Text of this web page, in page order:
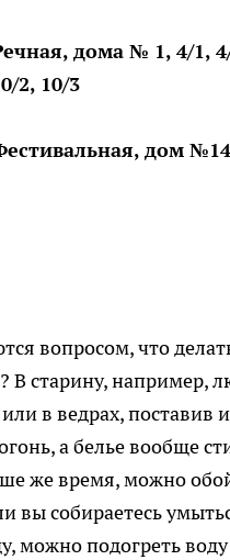
дома № 1, 4/1, 4/
2, 10/3
дом №14
вопросом, что
В старину, например,
в ведрах, поставив
а белье вообще
же время, можно
вы собираетесь
можно подогреть